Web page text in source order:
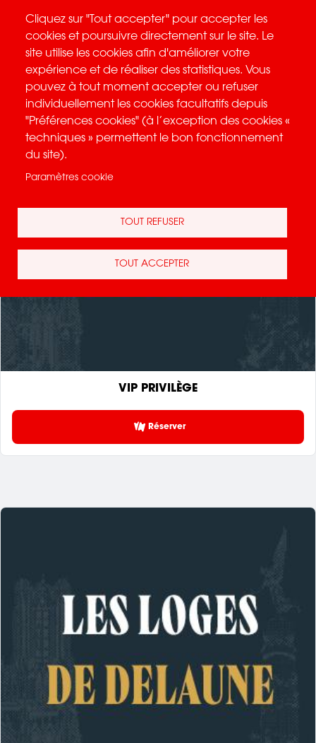
NOS OFFRES HOSPITALITÉS
VIP PRIVILÈGE
Réserver
Cliquez sur "Tout accepter" pour accepter les
cookies et poursuivre directement sur le site. Le
site utilise les cookies afin d'améliorer votre
expérience et de réaliser des statistiques. Vous
pouvez à tout moment accepter ou refuser
individuellement les cookies facultatifs depuis
"Préférences cookies" (à l’exception des cookies «
techniques » permettent le bon fonctionnement
du site).
Paramètres cookie
TOUT REFUSER
TOUT ACCEPTER